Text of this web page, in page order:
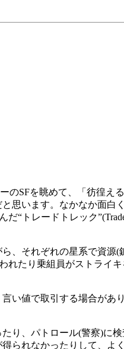
のSFを眺めて、「彷徨え
思います。なかなか面白
“トレードトレック
、それぞれの星系で資源(
れたり乗組員がストライ
い値で取引する場合があ
り、パトロール(警察)に
られなかったりして、よ